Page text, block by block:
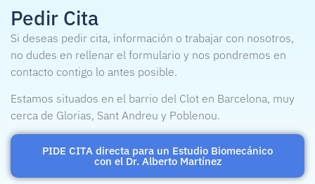
Pedir Cita
Si deseas pedir cita, información o trabajar con nosotros,
no dudes en rellenar el formulario y nos pondremos en
contacto contigo lo antes posible.
Estamos situados en el barrio del Clot en Barcelona, muy
cerca de Glorias, Sant Andreu y Poblenou.
PIDE CITA directa para un Estudio Biomecánico
con el Dr. Alberto Martínez